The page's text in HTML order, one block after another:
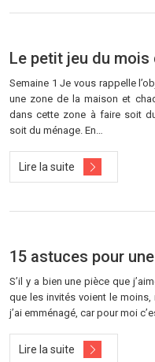
Le petit jeu du mois
Semaine 1 Je vous rappelle
une zone de la maison et
dans cette zone à faire soit
soit du ménage. En…
Lire la suite
15 astuces pour
S’il y a bien une pièce que
que les invités voient le moins,
j’ai emménagé, car pour moi
Lire la suite